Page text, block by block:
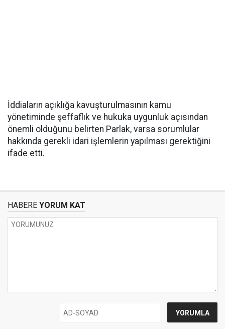
İddiaların açıklığa kavuşturulmasının kamu
yönetiminde şeffaflık ve hukuka uygunluk açısından
önemli olduğunu belirten Parlak, varsa sorumlular
hakkında gerekli idari işlemlerin yapılması gerektiğini
ifade etti.
HABERE YORUM KAT